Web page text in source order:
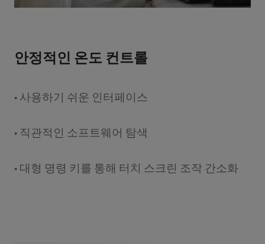
안정적인 온도 컨트롤
• 사용하기 쉬운 인터페이스
• 직관적인 소프트웨어 탐색
• 대형 명령 키를 통해 터치 스크린 조작 간소화